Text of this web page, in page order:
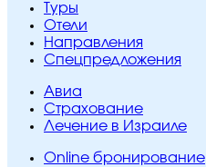
Туры
Отели
Направления
Спецпредложения
Авиа
Страхование
Лечение в Израиле
Online бронирование